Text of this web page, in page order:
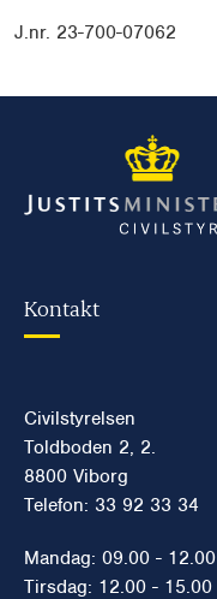
J.nr. 23-700-07062
Kontakt
Civilstyrelsen
Toldboden 2, 2.
8800 Viborg
Telefon: 33 92 33 34
Mandag: 09.00 - 12.00
Tirsdag: 12.00 - 15.00